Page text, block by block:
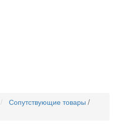
Сопутствующие товары /